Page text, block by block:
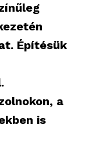
Építésük
a
is